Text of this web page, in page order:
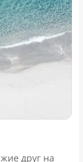
друг на